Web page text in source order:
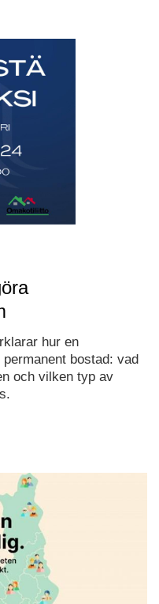
hur en
bostad: vad
och vilken typ av